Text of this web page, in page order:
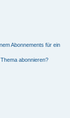
Abonnements für ein
abonnieren?